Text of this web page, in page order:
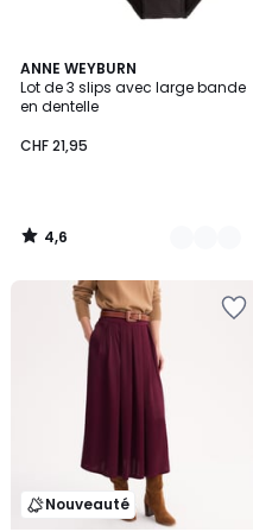
ANNE WEYBURN
Lot de 3 slips avec large bande
en dentelle
CHF 21,95
4,6
/ 5
2
Couleurs
4,6
/
Nouveauté